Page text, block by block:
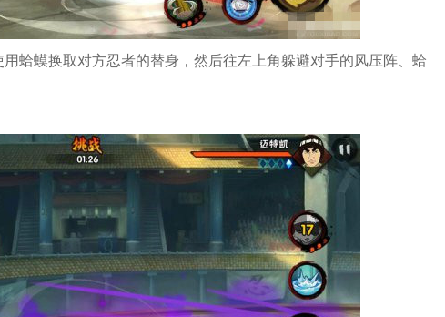
蛤蟆换取对方忍者的替身，然后往左上角躲避对手的风压阵、蛤